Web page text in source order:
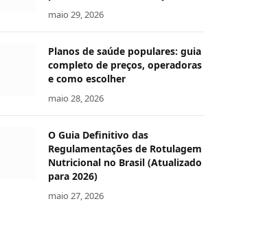
maio 29, 2026
Planos de saúde populares: guia
completo de preços, operadoras
e como escolher
maio 28, 2026
O Guia Definitivo das
Regulamentações de Rotulagem
Nutricional no Brasil (Atualizado
para 2026)
maio 27, 2026